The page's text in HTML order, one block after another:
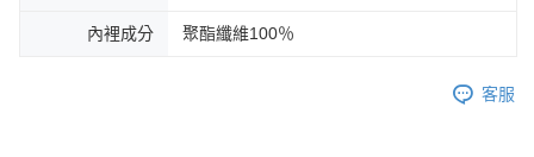
內裡成分 聚酯纖維100％
客服